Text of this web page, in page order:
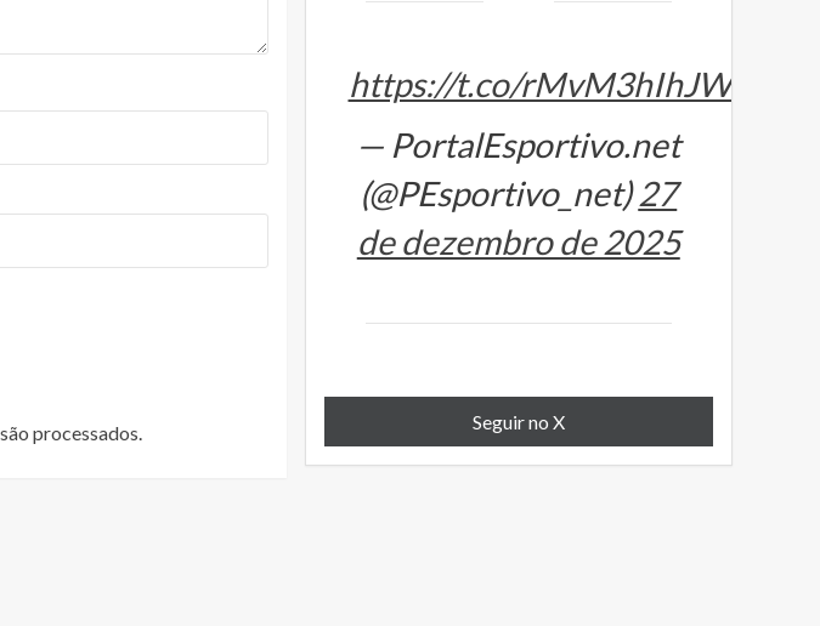
processados
https://t.co/rMvM3hIhJW
— PortalEsportivo.net
(@PEsportivo_net)27
de dezembro de 2025
Seguir no X